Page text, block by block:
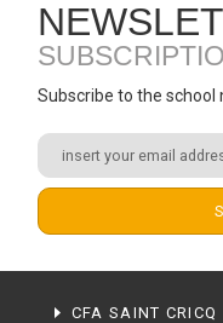
Subscribe to the school
CFA SAINT CRICQ